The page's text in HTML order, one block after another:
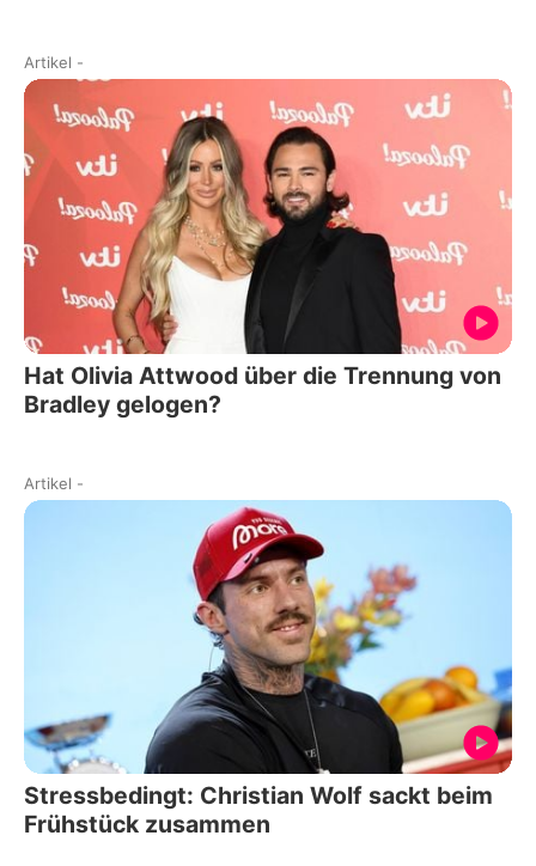
Artikel -
Hat Olivia Attwood über die Trennung von
Bradley gelogen?
Artikel -
Stressbedingt: Christian Wolf sackt beim
Frühstück zusammen